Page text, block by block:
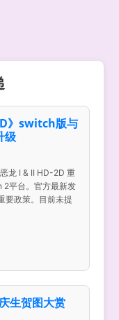
》switch版与
级
龙 I & II HD-2D 重
平台。官方最新发
要政策。目前未提
生贺图大赏